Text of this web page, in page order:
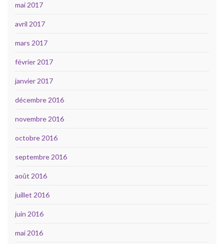
mai 2017
avril 2017
mars 2017
février 2017
janvier 2017
décembre 2016
novembre 2016
octobre 2016
septembre 2016
août 2016
juillet 2016
juin 2016
mai 2016